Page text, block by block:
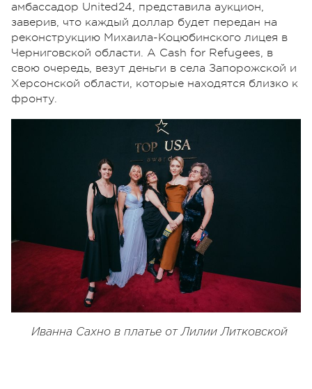
амбассадор United24, представила аукцион,
заверив, что каждый доллар будет передан на
реконструкцию Михаила-Коцюбинского лицея в
Черниговской области. А Cash for Refugees, в
свою очередь, везут деньги в села Запорожской и
Херсонской области, которые находятся близко к
фронту.
Иванна Сахно в платье от Лилии Литковской